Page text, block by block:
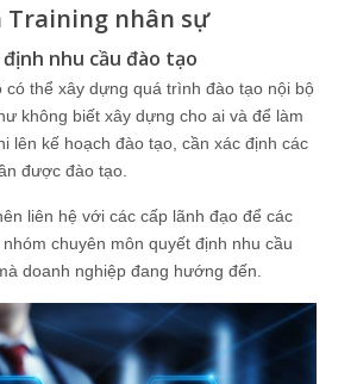
Training nhân sự
định nhu cầu đào tạo
có thể xây dựng quá trình đào tạo nội bộ
không biết xây dựng cho ai và để làm
lên kế hoạch đào tạo, cần xác định các
được đào tạo.
liên hệ với các cấp lãnh đạo để các
chuyên môn quyết định nhu cầu
doanh nghiệp đang hướng đến.